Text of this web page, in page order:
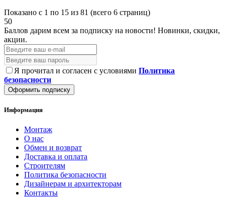
Показано с 1 по 15 из 81 (всего 6 страниц)
50
Баллов дарим всем за подписку на новости! Новинки, скидки,
акции.
Я прочитал и согласен с условиями Политика
безопасности
Оформить подписку
Информация
Монтаж
О нас
Обмен и возврат
Доставка и оплата
Строителям
Политика безопасности
Дизайнерам и архитекторам
Контакты